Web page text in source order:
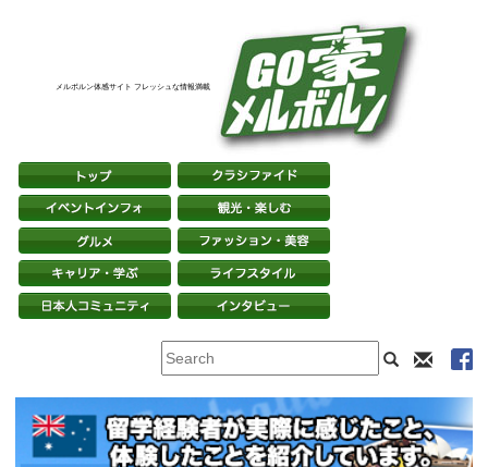
メルボルン体感サイト フレッシュな情報満載